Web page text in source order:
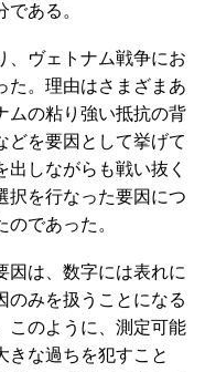
ある。
、ヴェトナム戦争にお
た。理由はさまざまあ
ムの粘り強い抵抗の背
どを要因として挙げて
しながらも戦い抜く
択を行なった要因につ
であった。
因は、数字には表れに
のみを扱うことになる
このように、測定可能
きな過ちを犯すこと